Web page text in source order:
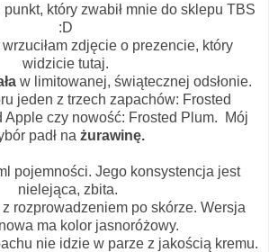
punkt, który zwabił mnie do sklepu TBS
:D
zdjęcie o prezencie, który
widzicie tutaj.
w limitowanej, świątecznej odsłonie.
jeden z trzech zapachów: Frosted
Apple czy nowość: Frosted Plum. Mój
padł na żurawinę.
pojemności. Jego konsystencja jest
nielejąca, zbita.
rozprowadzeniem po skórze. Wersja
ma kolor jasnoróżowy.
nie idzie w parze z jakością kremu.